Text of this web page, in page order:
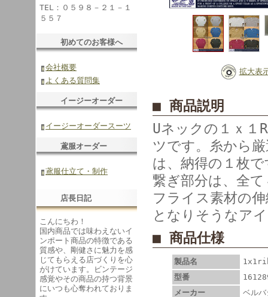
TEL：０５９８－２１－１
５５７
初めてのお客様へ
会社概要
よくある質問集
イージーオーダー
イージーオーダースーツ
鳶服オーダー
鳶服仕立て・制作
店長日記
こんにちわ！
国内商品では味わえないイ
ンポート商品の特徴である
質感や、剛健さに魅力を感
じてもらえる店づくりを心
がけています。ビンテージ
感覚やその商品の持つ背景
にいつも心奪われておりま
拡大表
■ 商品説明
Uネックの１ｘ１
ツです。糸から
は、納得の１枚
繋ぎ部分は、全
フライス素材の
となりそうなア
■ 商品仕様
製品名
型番
メーカー
ベルバ